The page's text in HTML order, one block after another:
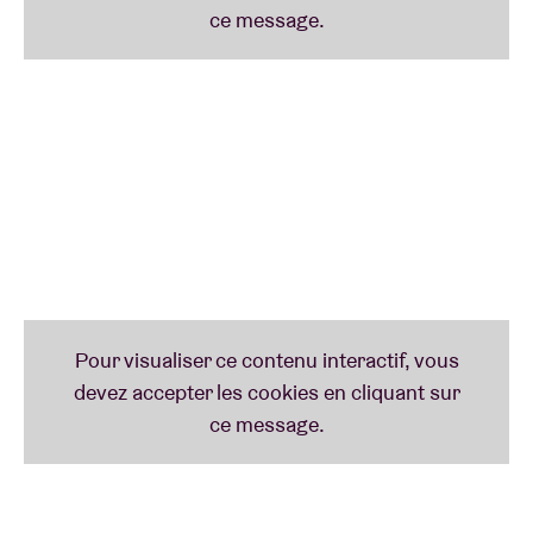
qu’elle pouvait, elle aussi, élever sa voix vers
l’horizon. Armée de sa guitare et de son courage, elle
ou Clara Ysé, à fouler les scènes du Cirque Royal, du
Botanique ou encore des Francofolies de Spa, et
d’être à l’affiche de festivals showcase comme le
Fifty Lab et We Are Open. Forte de cette route